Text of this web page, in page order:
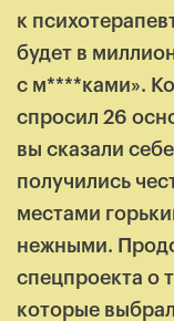
к
будет в
с м****ками».
спросил 26
вы сказали
получились
местами
нежными.
спецпроекта о
которые